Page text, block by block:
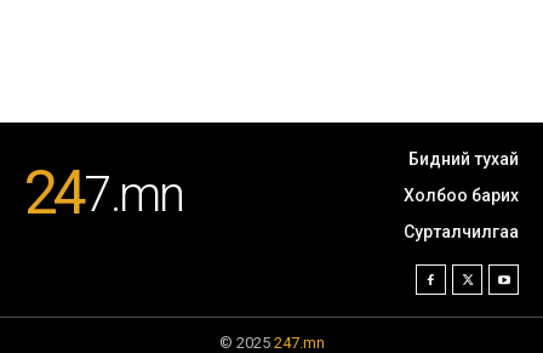
247.mn
Бидний тухай
Холбоо барих
Сурталчилгаа
© 2025 247.mn